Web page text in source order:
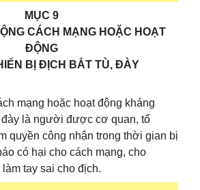
MỤC 9
CÁCH MẠNG HOẶC HOẠT
ĐỘNG
BỊ ĐỊCH BẮT TÙ, ĐÀY
mạng hoặc hoạt động kháng
đày là người được cơ quan, tổ
quyền công nhận trong thời gian bị
có hại cho cách mạng, cho
tay sai cho địch.